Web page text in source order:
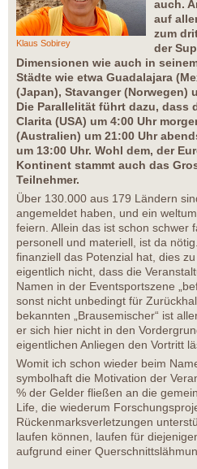
Klaus Sobirey
auch.
auf
zum
der
Dimensionen wie auch in
Städte wie etwa Guadalajara
(Japan), Stavanger (Norwegen)
Die Parallelität führt dazu, dass
Clarita (USA) um 4:00 Uhr
(Australien) um 21:00 Uhr
um 13:00 Uhr. Wohl dem, der
Kontinent stammt auch das
Teilnehmer.
Über 130.000 aus 179 Ländern
angemeldet haben, und ein
feiern. Allein das ist schon schwer
personell und materiell, ist da
finanziell das Potenzial hat, dies
eigentlich nicht, dass die
Namen in der Eventsportszene
sonst nicht unbedingt für
bekannten „Brausemischer“ ist
er sich hier nicht in den
eigentlichen Anliegen den Vortritt
Womit ich schon wieder beim
symbolhaft die Motivation der
% der Gelder fließen an die
Life, die wiederum
Rückenmarksverletzungen
laufen können, laufen für
aufgrund einer